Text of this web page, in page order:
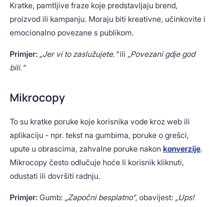
Kratke, pamtljive fraze koje predstavljaju brend,
proizvod ili kampanju. Moraju biti kreativne, učinkovite i
emocionalno povezane s publikom.
Primjer: „Jer vi to zaslužujete.“ili „Povezani gdje god
bili.“
Mikrocopy
To su kratke poruke koje korisnika vode kroz web ili
aplikaciju - npr. tekst na gumbima, poruke o grešci,
upute u obrascima, zahvalne poruke nakon konverzije.
Mikrocopy često odlučuje hoće li korisnik kliknuti,
odustati ili dovršiti radnju.
Primjer: Gumb: „Započni besplatno“, obavijest: „Ups!